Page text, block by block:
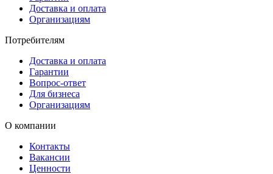
Доставка и оплата
Организациям
Потребителям
Доставка и оплата
Гарантии
Вопрос-ответ
Для бизнеса
Организациям
О компании
Контакты
Вакансии
Ценности